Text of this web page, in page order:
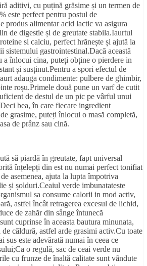
aditivi, cu puțină grăsime și un termen de
este perfect pentru postul de
produs alimentar acid lactic va asigura
de digestie și de greutate stabila.Iaurtul
si calciu, perfect hrănește și ajută la
sistemului gastrointestinal.Dacă această
a înlocui cina, puteți obține o pierdere in
și susținut.Pentru a spori efectul de
adauga condimente: pulbere de ghimbir,
roșu.Primele două pune un varf de cutit
de destul de un pic pe vârful unui
bea, în care fiecare ingredient
grasime, puteți înlocui o masă completă,
de prânz sau cină.
să piardă în greutate, fapt universal
înțelepți din est nu numai perfect tonifiat
asemenea, ajuta la lupta împotriva
și șolduri.Ceaiul verde imbunatateste
sa consume calorii in mod activ,
astfel încât retragerea excesul de lichid,
de zahăr din sânge întunecă
cuprinse în aceasta bautura minunata,
căldură, astfel arde grasimi activ.Cu toate
sus este adevărată numai în ceea ce
o regulă, sac de ceai verde nu
cu frunze de înaltă calitate sunt vândute